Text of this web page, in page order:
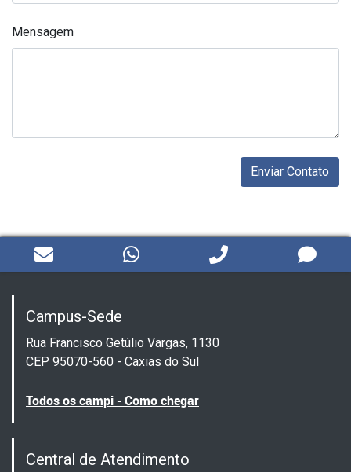
Mensagem
Campus-Sede
Rua Francisco Getúlio Vargas, 1130
CEP 95070-560 - Caxias do Sul
Todos os campi - Como chegar
Central de Atendimento